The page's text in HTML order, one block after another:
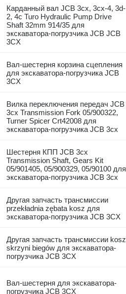
Карданный вал JCB 3cx, 3cx-4, 3d-
2, 4c Turo Hydraulic Pump Drive
Shaft 32mm 914/35 для
экскаватора-погрузчика JCB JCB
3CX
Вал-шестерня корзина сцепления
для экскаватора-погрузчика JCB
3CX
Вилка переключения передач JCB
3cx Transmission Fork 05/900322,
Turner Spicer Crt42008 для
экскаватора-погрузчика JCB 3cx
Шестерня КПП JCB 3cx
Transmission Shaft, Gears Kit
05/901405, 05/900329, 05/90100 для
экскаватора-погрузчика JCB 3cx
Другая запчасть трансмиссии
przekładnia zębata kosz для
экскаватора-погрузчика JCB 3CX
Другая запчасть трансмиссии kosz
skrzyni biegów для экскаватора-
погрузчика JCB 3CX
Вал-шестерня для экскаватора-
погрузчика JCB 3CX